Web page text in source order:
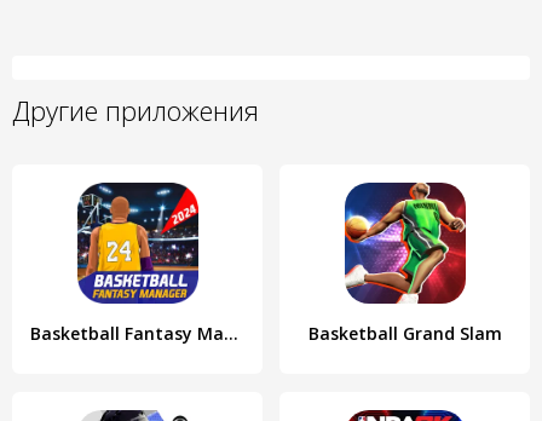
Другие приложения
Basketball Fantasy Manager NBA Basketball Grand Slam